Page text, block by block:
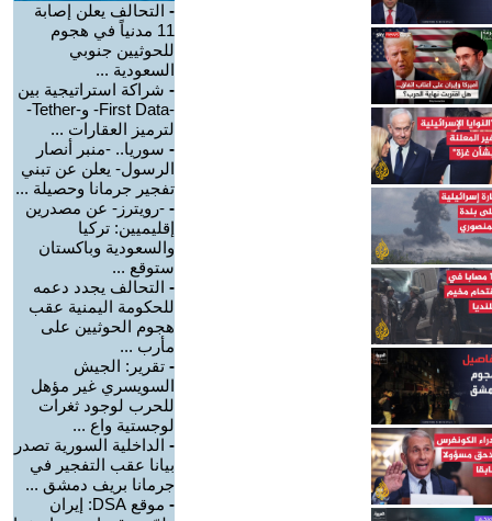
- التحالف يعلن إصابة
11 مدنياً في هجوم
للحوثيين جنوبي
السعودية ...
- شراكة استراتيجية بين
-First Data- و-Tether-
لترميز العقارات ...
- سوريا.. -منبر أنصار
الرسول- يعلن عن تبني
تفجير جرمانا وحصيلة ...
- -رويترز- عن مصدرين
إقليميين: تركيا
والسعودية وباكستان
ستوقع ...
- التحالف يجدد دعمه
للحكومة اليمنية عقب
هجوم الحوثيين على
مأرب ...
- تقرير: الجيش
السويسري غير مؤهل
للحرب لوجود ثغرات
لوجستية واع ...
- الداخلية السورية تصدر
بيانا عقب التفجير في
جرمانا بريف دمشق ...
-
موقع DSA: إيران